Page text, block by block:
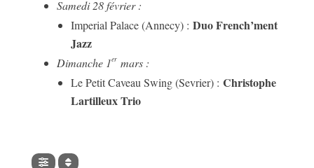
Samedi 28 février :
Imperial Palace (Annecy) : Duo French’ment
Jazz
Dimanche 1ermars :
Le Petit Caveau Swing (Sevrier) : Christophe
Lartilleux Trio